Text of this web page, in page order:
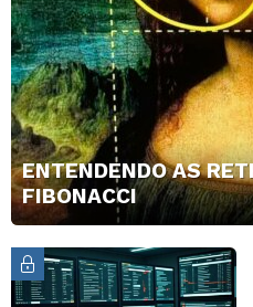
ENTENDENDO AS
FIBONACCI